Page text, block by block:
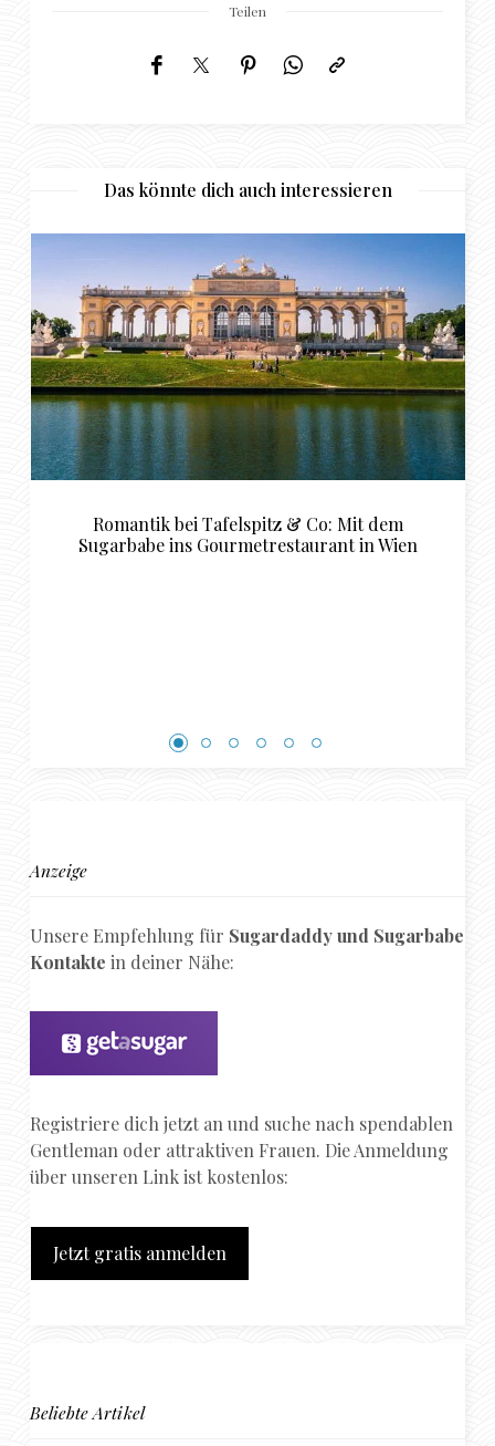
Teilen
Das könnte dich auch interessieren
in Wien
Luxuriöse Restaurant
perfekte Sugardaddy und
Anzeige
Unsere Empfehlung für Sugardaddy und Sugarbabe
Kontakte in deiner Nähe:
Registriere dich jetzt an und suche nach spendablen
Gentleman oder attraktiven Frauen. Die Anmeldung
über unseren Link ist kostenlos:
Jetzt gratis anmelden
Beliebte Artikel